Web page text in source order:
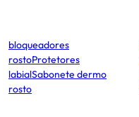
bloqueadores
rostoProtetores
labialSabonete dermo
rosto